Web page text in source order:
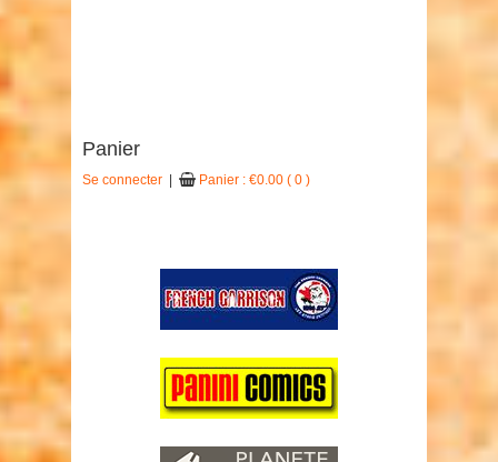
Panier
Se connecter Panier : €0.00 ( 0 )